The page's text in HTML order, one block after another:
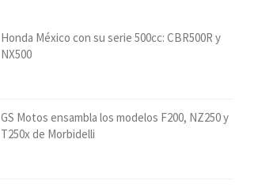
Honda México con su serie 500cc: CBR500R y
NX500
GS Motos ensambla los modelos F200, NZ250 y
T250x de Morbidelli